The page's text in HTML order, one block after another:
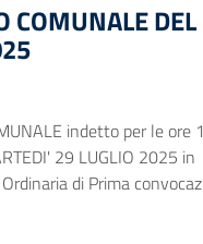
COMUNALE
indetto per le ore
29 LUGLIO 2025 in
di Prima